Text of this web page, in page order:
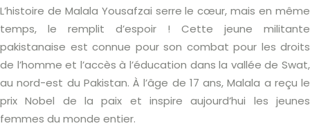
L’histoire de Malala Yousafzai serre le cœur, mais en même
temps, le remplit d’espoir ! Cette jeune militante
pakistanaise est connue pour son combat pour les droits
de l’homme et l’accès à l’éducation dans la vallée de Swat,
au nord-est du Pakistan. À l’âge de 17 ans, Malala a reçu le
prix Nobel de la paix et inspire aujourd’hui les jeunes
femmes du monde entier.